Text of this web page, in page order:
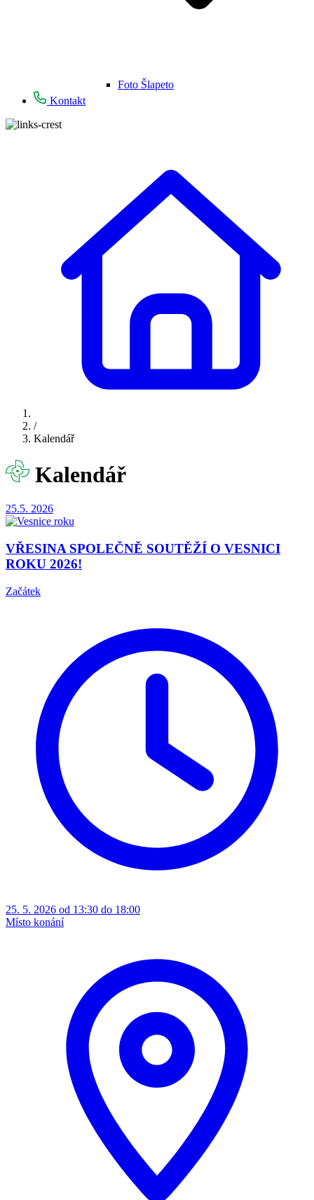
Foto Šlapeto
Kontakt
/
Kalendář
Kalendář
25.5. 2026
VŘESINA SPOLEČNĚ SOUTĚŽÍ O VESNICI
ROKU 2026!
Začátek
25. 5. 2026 od 13:30 do 18:00
Místo konání